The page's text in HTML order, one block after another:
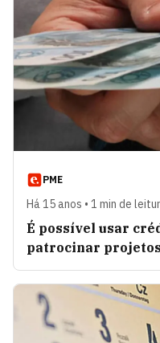
PME
Há 15 anos • 1 min de
É possível usar
patrocinar